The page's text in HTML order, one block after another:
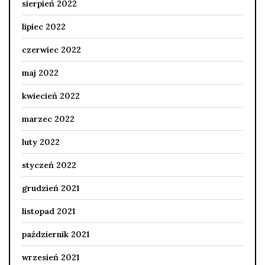
sierpień 2022
lipiec 2022
czerwiec 2022
maj 2022
kwiecień 2022
marzec 2022
luty 2022
styczeń 2022
grudzień 2021
listopad 2021
październik 2021
wrzesień 2021